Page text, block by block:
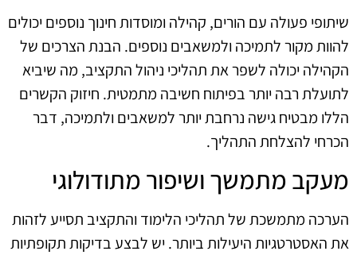
שיתופי פעולה עם הורים, קהילה ומוסדות חינוך נוספים יכולים
להוות מקור לתמיכה ולמשאבים נוספים. הבנת הצרכים של
הקהילה יכולה לשפר את תהליכי ניהול התקציב, מה שיביא
לתועלת רבה יותר בפיתוח חשיבה מתמטית. חיזוק הקשרים
הללו מבטיח גישה נרחבת יותר למשאבים ולתמיכה, דבר
הכרחי להצלחת התהליך.
מעקב מתמשך ושיפור מתודולוגי
הערכה מתמשכת של תהליכי הלימוד והתקציב תסייע לזהות
את האסטרטגיות היעילות ביותר. יש לבצע בדיקות תקופתיות